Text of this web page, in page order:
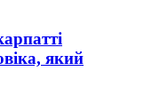
який